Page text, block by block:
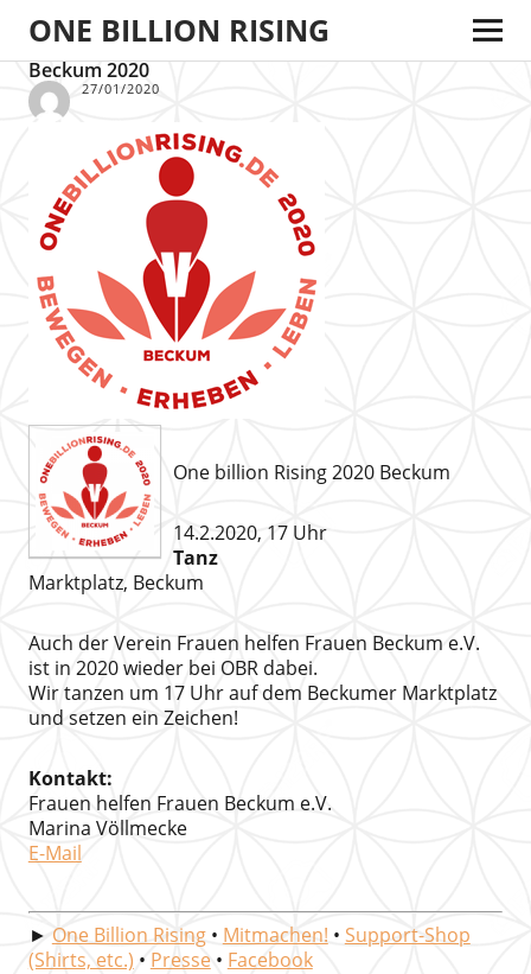
ONE BILLION RISING
Beckum 2020
27/01/2020
One billion Rising 2020 Beckum
14.2.2020, 17 Uhr
Tanz
Marktplatz, Beckum
Auch der Verein Frauen helfen Frauen Beckum e.V.
ist in 2020 wieder bei OBR dabei.
Wir tanzen um 17 Uhr auf dem Beckumer Marktplatz
und setzen ein Zeichen!
Kontakt:
Frauen helfen Frauen Beckum e.V.
Marina Völlmecke
E-Mail
► One Billion Rising• Mitmachen! • Support-Shop
(Shirts, etc.) • Presse • Facebook